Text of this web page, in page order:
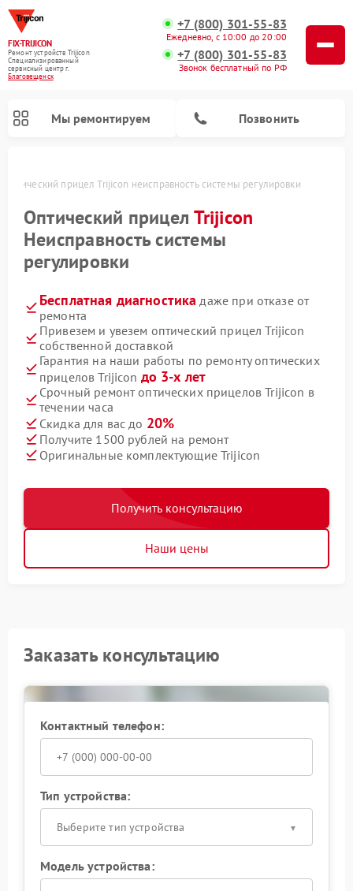
FIX-TRIJICON
Ремонт устройств Trijicon
Специализированный
cервисный центр г.
Благовещенск
+7 (800) 301-55-83
Ежедневно, с 10:00 до 20:00
+7 (800) 301-55-83
Звонок бесплатный по РФ
Мы ремонтируем Позвонить
Оптический прицел Trijicon неисправность системы регулировки
Оптический прицелTrijicon
Неисправность системы
регулировки
Бесплатная диагностика даже при отказе от
ремонта
Привезем и увезем оптический прицел Trijicon
собственной доставкой
Гарантия на наши работы по ремонту оптических
прицелов Trijicon до 3-х лет
Срочный ремонт оптических прицелов Trijicon в
течении часа
Скидка для вас до 20%
Получите 1500 рублей на ремонт
Оригинальные комплектующие Trijicon
Получить консультацию
Наши цены
Заказать консультацию
Контактный телефон:
Тип устройства:
Выберите тип устройства
Модель устройства: